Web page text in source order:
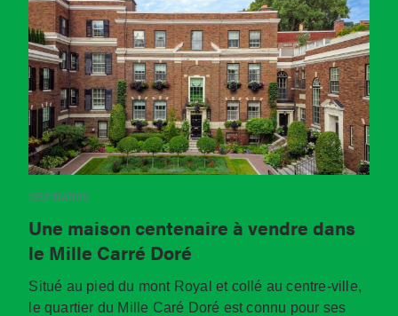
INSPIRATION
Une maison centenaire à vendre dans
le Mille Carré Doré
Situé au pied du mont Royal et collé au centre-ville,
le quartier du Mille Caré Doré est connu pour ses